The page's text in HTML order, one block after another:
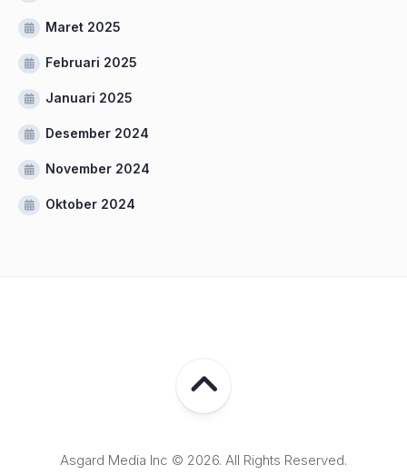
Maret 2025
Februari 2025
Januari 2025
Desember 2024
November 2024
Oktober 2024
Asgard Media Inc © 2026. All Rights Reserved.